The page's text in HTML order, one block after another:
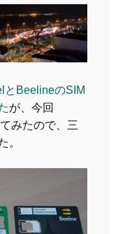
とBeelineのSIM
が、今回
みたので、三
。